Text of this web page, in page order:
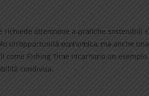
richiede attenzione a pratiche sostenibili e
un’opportunità economica, ma anche una
come Fishing Time incarnano un esempio
condivisa.